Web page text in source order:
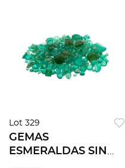
Lot 329
GEMAS
ESMERALDAS SIN